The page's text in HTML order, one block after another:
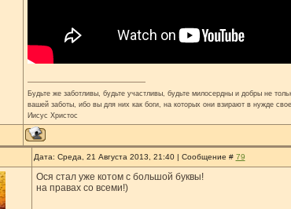
Будьте же заботливы, будьте участливы, будьте милосердны и добры не
вашей заботы, ибо вы для них как боги, на которых они взирают в нужде
Иисус Христос
Дата: Среда, 21 Августа 2013, 21:40 | Сообщение # 79
Ося стал уже котом с большой буквы!
на правах со всеми!)